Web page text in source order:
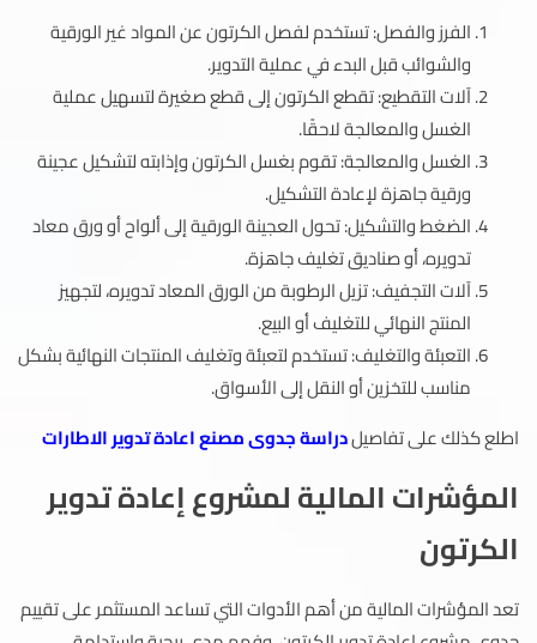
الفرز والفصل: تستخدم لفصل الكرتون عن المواد غير الورقية
والشوائب قبل البدء في عملية التدوير.
آلات التقطيع: تقطع الكرتون إلى قطع صغيرة لتسهيل عملية
الغسل والمعالجة لاحقًا.
الغسل والمعالجة: تقوم بغسل الكرتون وإذابته لتشكيل عجينة
ورقية جاهزة لإعادة التشكيل.
الضغط والتشكيل: تحول العجينة الورقية إلى ألواح أو ورق معاد
تدويره، أو صناديق تغليف جاهزة.
آلات التجفيف: تزيل الرطوبة من الورق المعاد تدويره، لتجهيز
المنتج النهائي للتغليف أو البيع.
التعبئة والتغليف: تستخدم لتعبئة وتغليف المنتجات النهائية بشكل
مناسب للتخزين أو النقل إلى الأسواق.
اطلع كذلك على تفاصيلدراسة جدوى مصنع اعادة تدوير الاطارات
المؤشرات المالية لمشروع إعادة تدوير
الكرتون
تعد المؤشرات المالية من أهم الأدوات التي تساعد المستثمر على تقييم